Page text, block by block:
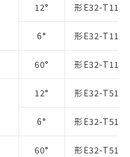
12° 形E32-T11
6° 形E32-T11
60° 形E32-T11
12° 形E32-T51R
6° 形E32-T51R
60° 形E32-T51R